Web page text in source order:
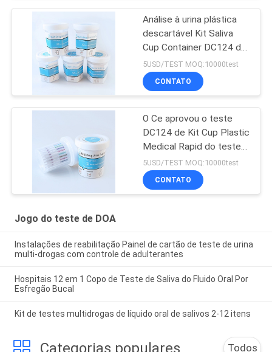
Análise à urina plástica
descartável Kit Saliva
Cup Container DC124 do
hospital de BUP
5USD/TEST MOQ:10000test
CONTATO
O Ce aprovou o teste
DC124 de Kit Cup Plastic
Medical Rapid do teste
da urina DOA
5USD/TEST MOQ:10000test
CONTATO
Jogo do teste de DOA
Instalações de reabilitação Painel de cartão de teste de urina
multi-drogas com controle de adulterantes
Hospitais 12 em 1 Copo de Teste de Saliva do Fluido Oral Por
Esfregão Bucal
Kit de testes multidrogas de líquido oral de salivos 2-12 itens
Categorias populares Todos